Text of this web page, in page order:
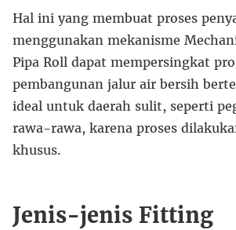
Hal ini yang membuat proses
menggunakan mekanisme
Pipa Roll dapat mempersingkat
pembangunan jalur air bersih
ideal untuk daerah sulit, seperti
rawa-rawa, karena proses
khusus.
Jenis-jenis Fitting